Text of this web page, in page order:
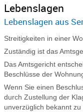
Lebenslagen
Lebenslagen aus
Streitigkeiten in einer
Zuständig ist das
Das Amtsgericht
Beschlüsse der
Wenn Sie einen
durch Zustellung der
unverzüglich bekannt